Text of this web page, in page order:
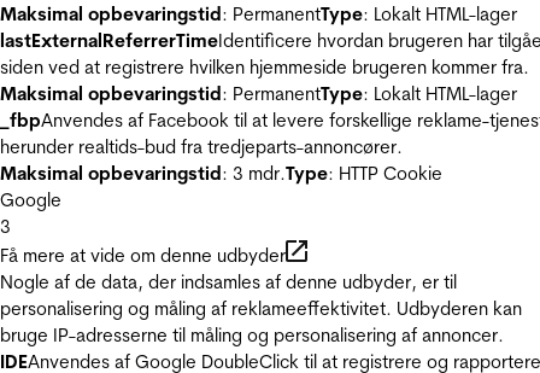
Maksimal opbevaringstid: PermanentType: Lokalt HTML-lager
lastExternalReferrerTimeIdentificere hvordan brugeren har
siden ved at registrere hvilken hjemmeside brugeren kommer fra.
Maksimal opbevaringstid: PermanentType: Lokalt HTML-lager
_fbpAnvendes af Facebook til at levere forskellige reklame-
herunder realtids-bud fra tredjeparts-annoncører.
Maksimal opbevaringstid: 3 mdr.Type: HTTP Cookie
Google
3
Få mere at vide om denne udbyder
Nogle af de data, der indsamles af denne udbyder, er til
personalisering og måling af reklameeffektivitet. Udbyderen kan
bruge IP-adresserne til måling og personalisering af annoncer.
IDEAnvendes af Google DoubleClick til at registrere og